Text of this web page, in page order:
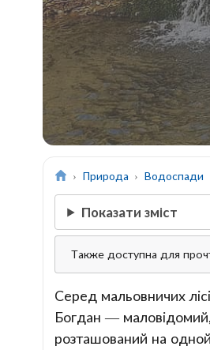
Природа Водоспади
Показати зміст
Также доступна для
Серед мальовничих
Богдан —
розташований на